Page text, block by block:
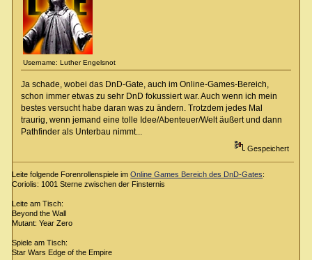
Username: Luther Engelsnot
Ja schade, wobei das DnD-Gate, auch im Online-Games-Bereich,
schon immer etwas zu sehr DnD fokussiert war. Auch wenn ich mein
bestes versucht habe daran was zu ändern. Trotzdem jedes Mal
traurig, wenn jemand eine tolle Idee/Abenteuer/Welt äußert und dann
Pathfinder als Unterbau nimmt...
Gespeichert
Leite folgende Forenrollenspiele imOnline Games Bereich des DnD-Gates:
Coriolis: 1001 Sterne zwischen der Finsternis
Leite am Tisch:
Beyond the Wall
Mutant: Year Zero
Spiele am Tisch:
Star Wars Edge of the Empire